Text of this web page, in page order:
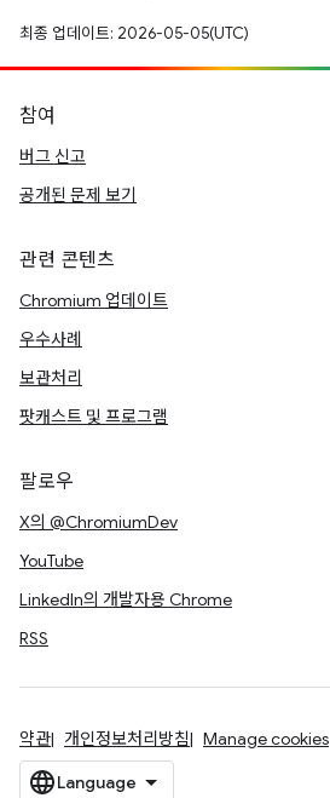
최종 업데이트: 2026-05-05(UTC)
참여
버그 신고
공개된 문제 보기
관련 콘텐츠
Chromium 업데이트
우수사례
보관처리
팟캐스트 및 프로그램
팔로우
X의 @ChromiumDev
YouTube
LinkedIn의 개발자용 Chrome
RSS
약관 개인정보처리방침 Manage cookies